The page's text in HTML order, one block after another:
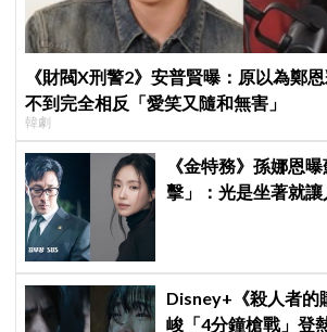
《財閥X刑警2》安普賢曝：原以為鄭
不到完全相反「愛笑又隨和無害」
韓劇
《金特務》孫娜恩
擊」：光是坐著就讓
Disney+《殺人者的
峻「4分鐘槍戰」登